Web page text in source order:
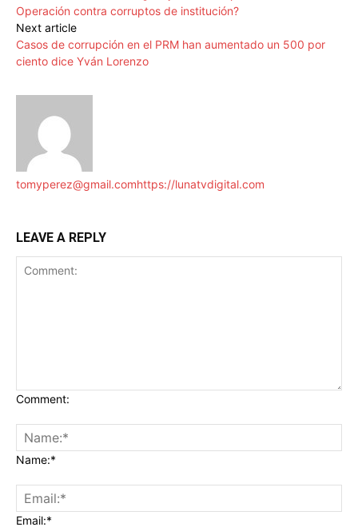
Operación contra corruptos de institución?
Next article
Casos de corrupción en el PRM han aumentado un 500 por
ciento dice Yván Lorenzo
tomyperez@gmail.comhttps://lunatvdigital.com
LEAVE A REPLY
Comment:
Name:*
Email:*